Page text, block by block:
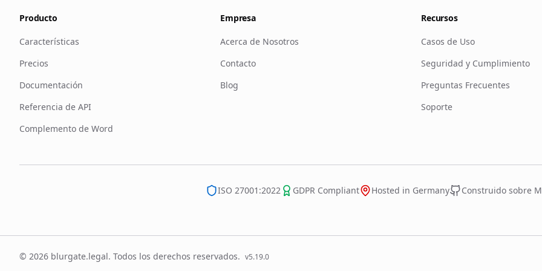
Producto
Características
Precios
Documentación
Referencia de API
Complemento de Word
Empresa
Acerca de Nosotros
Contacto
Blog
Recursos
Casos de Uso
Seguridad y Cumplimiento
Preguntas Frecuentes
Soporte
ISO 27001:2022 GDPR Compliant Hosted in Germany Construido sobre
© 2026 blurgate.legal. Todos los derechos reservados. v5.19.0